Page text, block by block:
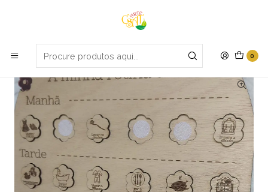
0
Portes grátis em compras apartir de 70€